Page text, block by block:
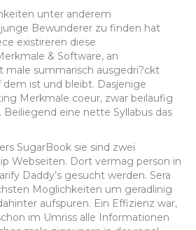
unter anderem
Bewunderer zu finden hat
existireren diese
& Software, an
male summarisch ausgedri?ckt
ist und bleibt. Dasjenige
Merkmale coeur, zwar beilaufig
Beiliegend eine nette Syllabus das
SugarBook sie sind zwei
Webseiten. Dort vermag person in
Daddy’s gesucht werden. Sera
Moglichkeiten um geradlinig
aufspuren. Ein Effizienz war,
im Umriss alle Informationen